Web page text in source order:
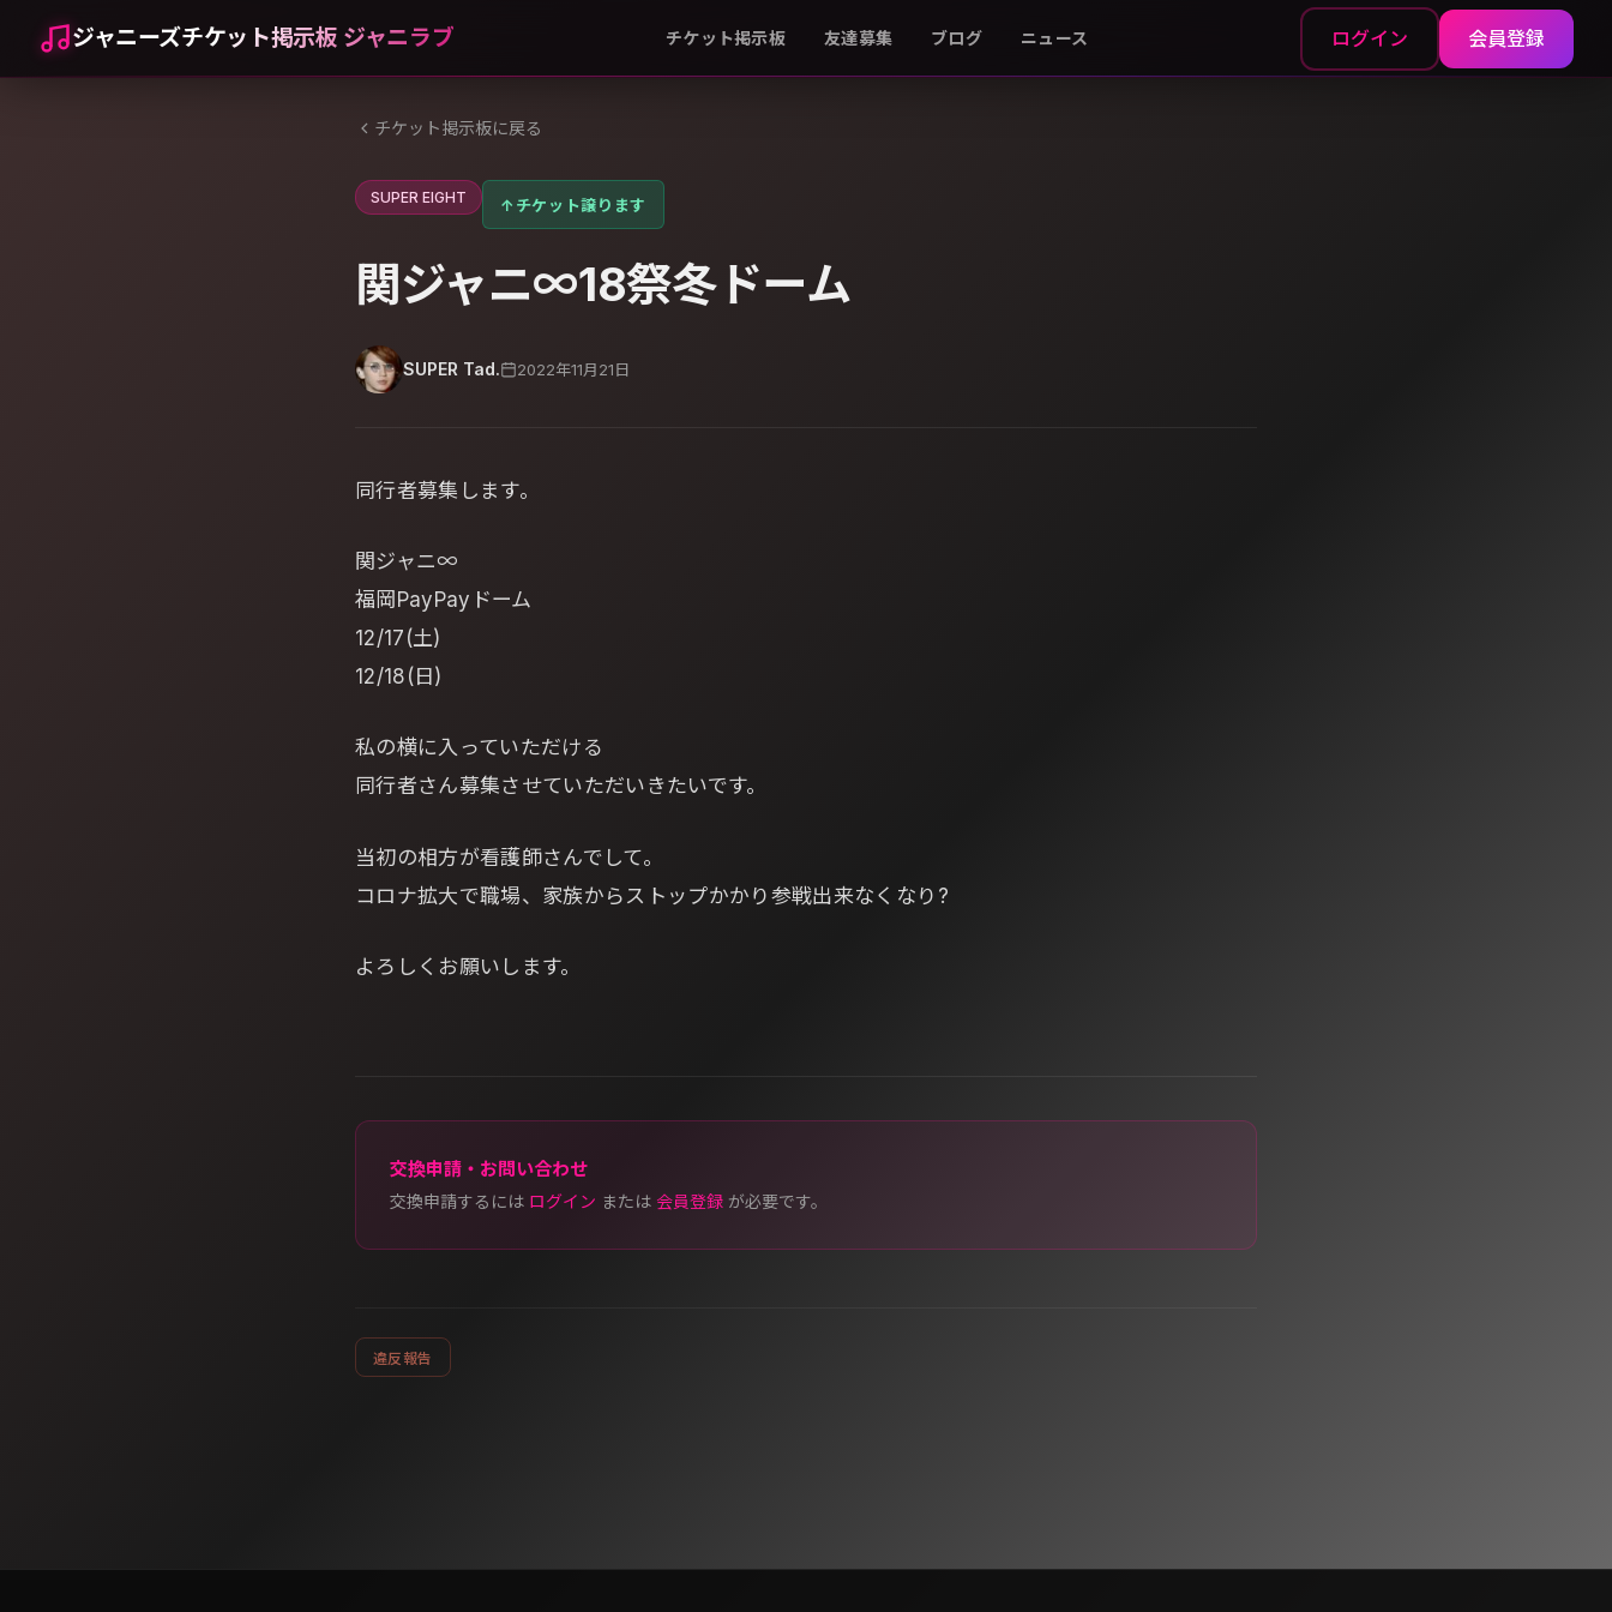
ジャニーズチケット掲示板 ジャニラブ チケット掲示板 友達募集 ブログ ニュース ログイン 会員登録
チケット掲示板に戻る
SUPER EIGHT ↑ チケット譲ります
関ジャニ∞18祭冬ドーム
SUPER Tad. 2022年11月21日
同行者募集します。
関ジャニ∞
福岡PayPayドーム
12/17(土)
12/18(日)
私の横に入っていただける
同行者さん募集させていただいきたいです。
当初の相方が看護師さんでして。
コロナ拡大で職場、家族からストップかかり参戦出来なくなり?
よろしくお願いします。
交換申請・お問い合わせ
交換申請するには ログイン または 会員登録 が必要です。
違反報告